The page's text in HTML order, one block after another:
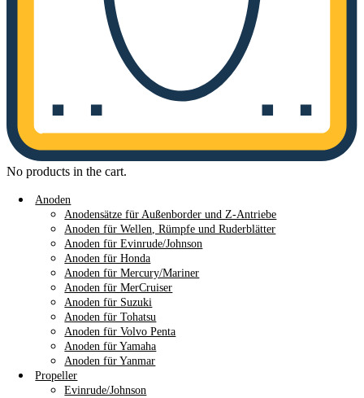
No products in the cart.
Anoden
Anodensätze für Außenborder und Z-Antriebe
Anoden für Wellen, Rümpfe und Ruderblätter
Anoden für Evinrude/Johnson
Anoden für Honda
Anoden für Mercury/Mariner
Anoden für MerCruiser
Anoden für Suzuki
Anoden für Tohatsu
Anoden für Volvo Penta
Anoden für Yamaha
Anoden für Yanmar
Propeller
Evinrude/Johnson